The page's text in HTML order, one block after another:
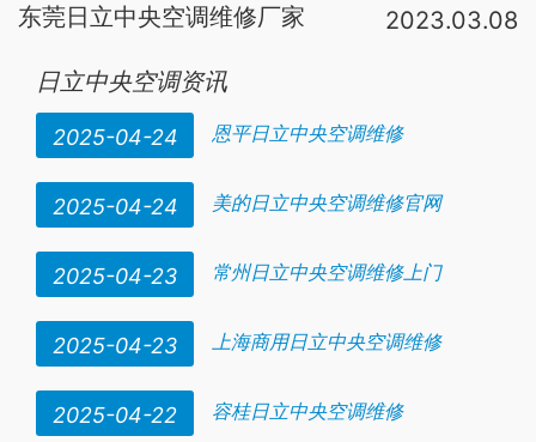
东莞日立中央空调维修厂家 2023.03.08
中央空调 现行主要的 是大金，三菱电机，东芝
日立中央空调资讯
2025-04-24 恩平日立中央空调维修
2025-04-24 美的日立中央空调维修官网
2025-04-23 常州日立中央空调维修上门
2025-04-23 上海商用日立中央空调维修
2025-04-22 容桂日立中央空调维修